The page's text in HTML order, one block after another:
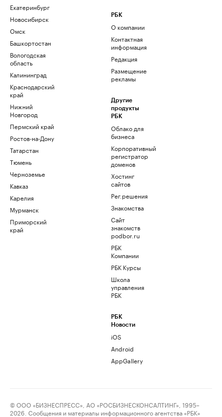
Екатеринбург
Новосибирск
Омск
Башкортостан
Вологодская
область
Калининград
Краснодарский
край
Нижний
Новгород
Пермский край
Ростов-на-Дону
Татарстан
Тюмень
Черноземье
Кавказ
Карелия
Мурманск
Приморский
край
РБК
О компании
Контактная
информация
Редакция
Размещение
рекламы
Другие
продукты
РБК
Облако для
бизнеса
Корпоративный
регистратор
доменов
Хостинг
сайтов
Рег.решения
Знакомства
Сайт
знакомств
podbor.ru
РБК
Компании
РБК Курсы
Школа
управления
РБК
РБК
Новости
iOS
Android
AppGallery
© ООО «БИЗНЕСПРЕСС», АО «РОСБИЗНЕСКОНСАЛТИНГ», 1995–
2026. Сообщения и материалы информационного агентства «РБК»